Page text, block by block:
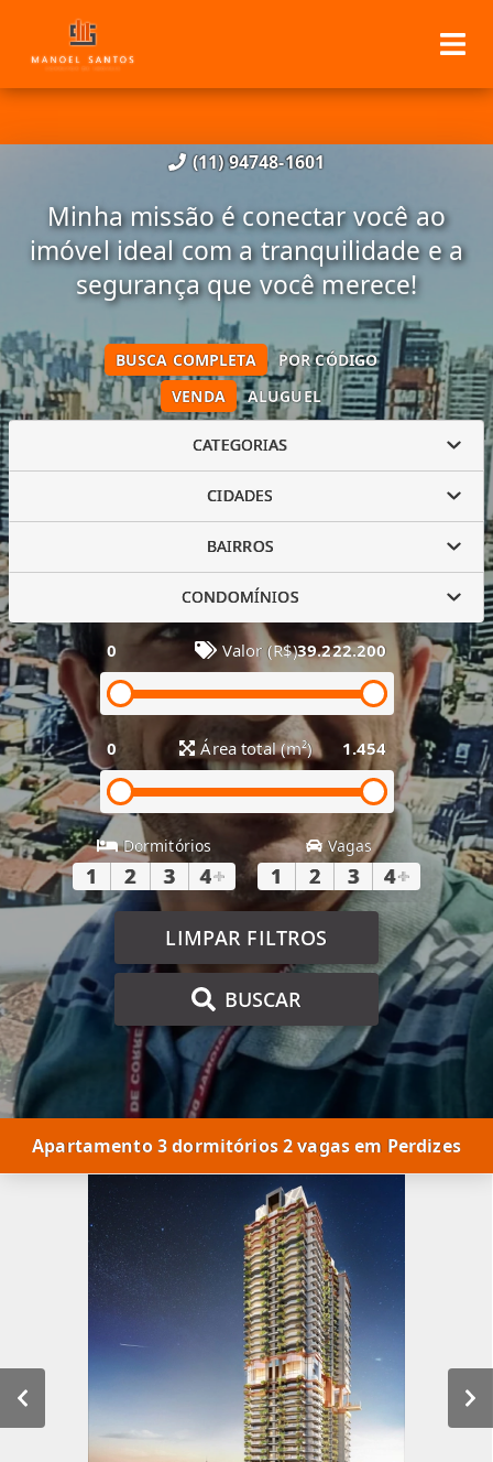
(11) 94748-1601
Minha missão é conectar você ao
imóvel ideal com a tranquilidade e a
segurança que você merece!
VENDA ALUGUEL
BUSCA COMPLETA POR CÓDIGO
CATEGORIAS
CIDADES
BAIRROS
CONDOMÍNIOS
0 Valor (R$)39.222.200
0 Área total (m²) 1.454
Dormitórios
1 2 3 4+
Vagas
1 2 3 4+
LIMPAR FILTROS
BUSCAR
Apartamento 3 dormitórios 2 vagas em Perdizes